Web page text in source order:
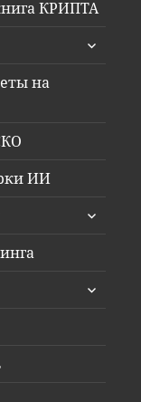
КРИПТА
раскрыть
на
ИИ
раскрыть
раскрыть